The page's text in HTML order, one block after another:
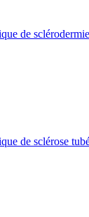
de sclérodermie
de sclérose